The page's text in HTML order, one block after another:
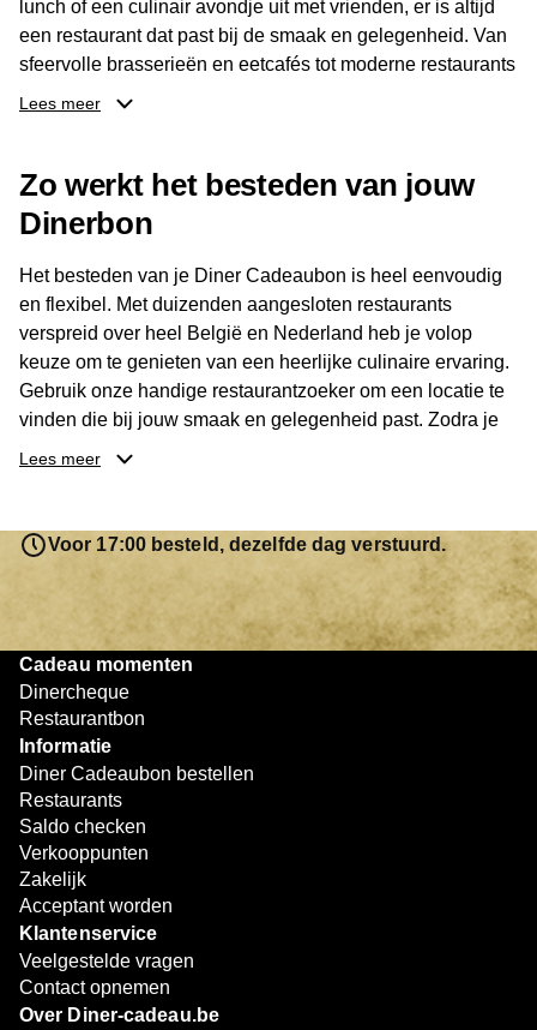
lunch of een culinair avondje uit met vrienden, er is altijd
een restaurant dat past bij de smaak en gelegenheid. Van
sfeervolle brasserieën en eetcafés tot moderne restaurants
en gastronomische locaties: er is voor ieder wat wils.
buurt, bijvoorbeeld in Brussel, Antwerpen, Gent of Brugge.
De ontvanger kiest zelf waar en wanneer er wordt genoten
van deze culinaire ervaring. Zo is de Diner Cadeaubon
niet alleen een diner, maar een bijzondere belevenis.
Lees meer
Zo werkt het besteden van jouw
Dinerbon
Het besteden van je Diner Cadeaubon is heel eenvoudig
en flexibel. Met duizenden aangesloten restaurants
verspreid over heel België en Nederland heb je volop
keuze om te genieten van een heerlijke culinaire ervaring.
Gebruik onze handige restaurantzoeker om een locatie te
vinden die bij jouw smaak en gelegenheid past. Zodra je
je keuze hebt gemaakt, kun je eenvoudig reserveren en na
resterende bedrag blijft gewoon op de bon staan en kan
later worden gebruikt. Zo geniet je keer op keer van
bijzondere eetmomenten.
Lees meer
Voor 17:00 besteld, dezelfde dag verstuurd.
Cadeau momenten
Dinercheque
Restaurantbon
Informatie
Diner Cadeaubon bestellen
Restaurants
Saldo checken
Verkooppunten
Zakelijk
Acceptant worden
Klantenservice
Veelgestelde vragen
Contact opnemen
Over Diner-cadeau.be